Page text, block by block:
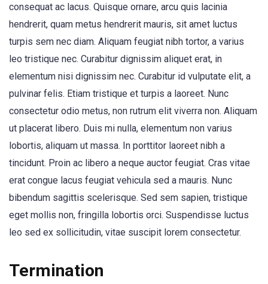
consequat ac lacus. Quisque ornare, arcu quis lacinia
hendrerit, quam metus hendrerit mauris, sit amet luctus
turpis sem nec diam. Aliquam feugiat nibh tortor, a varius
leo tristique nec. Curabitur dignissim aliquet erat, in
elementum nisi dignissim nec. Curabitur id vulputate elit, a
pulvinar felis. Etiam tristique et turpis a laoreet. Nunc
consectetur odio metus, non rutrum elit viverra non. Aliquam
ut placerat libero. Duis mi nulla, elementum non varius
lobortis, aliquam ut massa. In porttitor laoreet nibh a
tincidunt. Proin ac libero a neque auctor feugiat. Cras vitae
erat congue lacus feugiat vehicula sed a mauris. Nunc
bibendum sagittis scelerisque. Sed sem sapien, tristique
eget mollis non, fringilla lobortis orci. Suspendisse luctus
leo sed ex sollicitudin, vitae suscipit lorem consectetur.
Termination